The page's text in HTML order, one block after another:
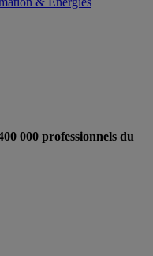
000 professionnels du